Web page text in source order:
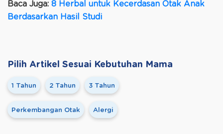
Baca Juga: 8 Herbal untuk Kecerdasan Otak Anak
Berdasarkan Hasil Studi
Pilih Artikel Sesuai Kebutuhan Mama
1 Tahun 2 Tahun 3 Tahun
Perkembangan Otak Alergi